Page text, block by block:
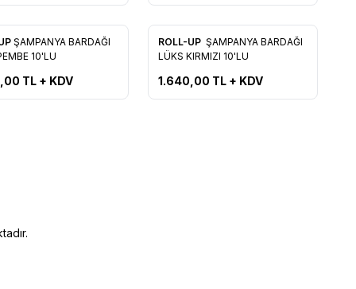
Ekle
ŞAMPANYA BARDAĞI
PEMBE 10'LU
TL + KDV
Yeni
Favorilere Ekle
ROLL-UP ŞAMPANYA BARDAĞI
LÜKS KIRMIZI 10'LU
1.640,00 TL + KDV